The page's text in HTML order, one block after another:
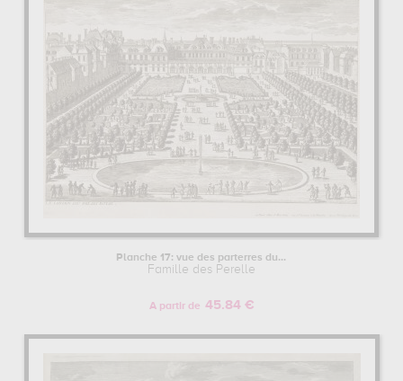
Planche 17: vue des parterres du...
Famille des Perelle
A partir de 45.84 €